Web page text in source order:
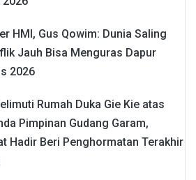
HMI, Gus Qowim: Dunia Saling
Jauh Bisa Menguras Dapur
2026
Rumah Duka Gie Kie atas
Pimpinan Gudang Garam,
Hadir Beri Penghormatan Terakhir